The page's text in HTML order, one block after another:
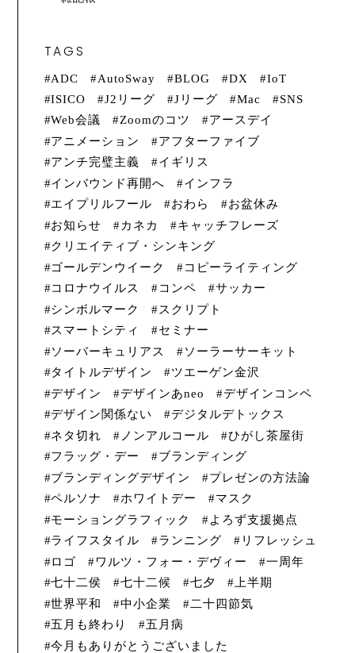
TAGS
ADC AutoSway BLOG DX
IoT
ISICO
J2リーグ Jリーグ Mac
SNS
Web会議
Zoomのコツ
アースデイ
アニメーション
アフターファイブ
アンチ完璧主義
イギリス
インバウンド再開へ
インフラ
エイプリルフール
おわら
お盆休み
お知らせ
カネカ
キャッチフレーズ
クリエイティブ・シンキング
ゴールデンウイーク
コピーライティング
コロナウイルス
コンペ
サッカー
シンボルマーク
スクリプト
スマートシティ
セミナー
ソーバーキュリアス
ソーラーサーキット
タイトルデザイン
ツエーゲン金沢
デザイン
デザインあneo
デザインコンペ
デザイン関係ない
デジタルデトックス
ネタ切れ
ノンアルコール
ひがし茶屋街
フラッグ・デー
ブランディング
ブランディングデザイン
プレゼンの方法論
ペルソナ
ホワイトデー
マスク
モーショングラフィック
よろず支援拠点
ライフスタイル
ランニング
リフレッシュ
ロゴ
ワルツ・フォー・デヴィー
一周年
七十二侯
七十二候 七夕
上半期
世界平和
中小企業
二十四節気
五月も終わり
五月病
今月もありがとうございました